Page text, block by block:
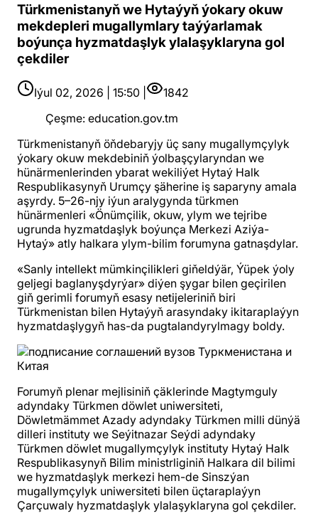
Türkmenistanyň we Hytaýyň ýokary okuw
mekdepleri mugallymlary taýýarlamak
boýunça hyzmatdaşlyk ylalaşyklaryna gol
çekdiler
Iýul 02, 2026 | 15:50 |
1842
Çeşme: education.gov.tm
Türkmenistanyň öňdebaryjy üç sany mugallymçylyk
ýokary okuw mekdebiniň ýolbaşçylaryndan we
hünärmenlerinden ybarat wekiliýet Hytaý Halk
Respublikasynyň Urumçy şäherine iş saparyny amala
aşyrdy. 5–26-njy iýun aralygynda türkmen
hünärmenleri «Önümçilik, okuw, ylym we tejribe
ugrunda hyzmatdaşlyk boýunça Merkezi Aziýa-
Hytaý» atly halkara ylym-bilim forumyna gatnaşdylar.
«Sanly intellekt mümkinçilikleri giňeldýär, Ýüpek ýoly
geljegi baglanyşdyrýar» diýen şygar bilen geçirilen
giň gerimli forumyň esasy netijeleriniň biri
Türkmenistan bilen Hytaýyň arasyndaky ikitaraplaýyn
hyzmatdaşlygyň has-da pugtalandyrylmagy boldy.
Forumyň plenar mejlisiniň çäklerinde Magtymguly
adyndaky Türkmen döwlet uniwersiteti,
Döwletmämmet Azady adyndaky Türkmen milli dünýä
dilleri instituty we Seýitnazar Seýdi adyndaky
Türkmen döwlet mugallymçylyk instituty Hytaý Halk
Respublikasynyň Bilim ministrliginiň Halkara dil bilimi
we hyzmatdaşlyk merkezi hem-de Sinszýan
mugallymçylyk uniwersiteti bilen üçtaraplaýyn
Çarçuwaly hyzmatdaşlyk ylalaşyklaryna gol çekdiler.